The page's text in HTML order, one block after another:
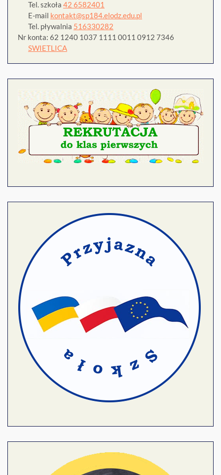
Tel. szkoła 42 6582401
E-mail kontakt@sp184.elodz.edu.pl
Tel. pływalnia 516330282
Nr konta: 62 1240 1037 1111 0011 0912 7346
SWIETLICA